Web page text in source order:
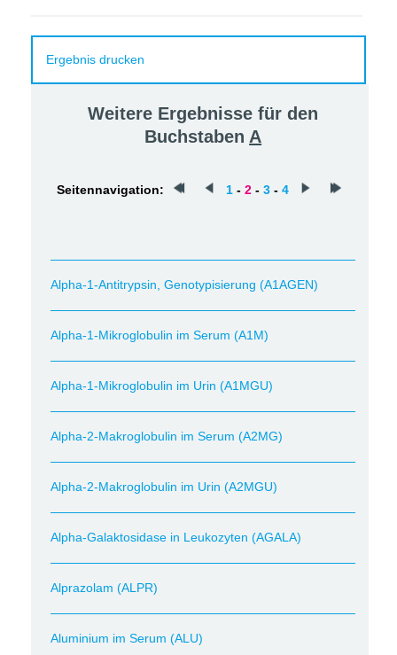
Ergebnis drucken
Weitere Ergebnisse für den
Buchstaben A
Seitennavigation: 1 - 2 - 3 - 4
Alpha-1-Antitrypsin, Genotypisierung (A1AGEN)
Alpha-1-Mikroglobulin im Serum (A1M)
Alpha-1-Mikroglobulin im Urin (A1MGU)
Alpha-2-Makroglobulin im Serum (A2MG)
Alpha-2-Makroglobulin im Urin (A2MGU)
Alpha-Galaktosidase in Leukozyten (AGALA)
Alprazolam (ALPR)
Aluminium im Serum (ALU)